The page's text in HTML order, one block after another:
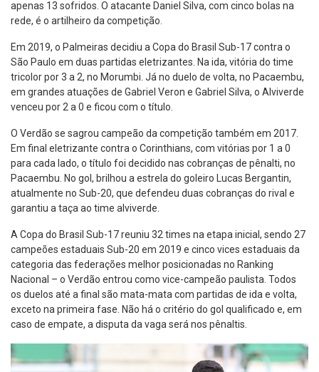
apenas 13 sofridos. O atacante Daniel Silva, com cinco bolas na
rede, é o artilheiro da competição.
Em 2019, o Palmeiras decidiu a Copa do Brasil Sub-17 contra o
São Paulo em duas partidas eletrizantes. Na ida, vitória do time
tricolor por 3 a 2, no Morumbi. Já no duelo de volta, no Pacaembu,
em grandes atuações de Gabriel Veron e Gabriel Silva, o Alviverde
venceu por 2 a 0 e ficou com o título.
O Verdão se sagrou campeão da competição também em 2017.
Em final eletrizante contra o Corinthians, com vitórias por 1 a 0
para cada lado, o título foi decidido nas cobranças de pênalti, no
Pacaembu. No gol, brilhou a estrela do goleiro Lucas Bergantin,
atualmente no Sub-20, que defendeu duas cobranças do rival e
garantiu a taça ao time alviverde.
A Copa do Brasil Sub-17 reuniu 32 times na etapa inicial, sendo 27
campeões estaduais Sub-20 em 2019 e cinco vices estaduais da
categoria das federações melhor posicionadas no Ranking
Nacional – o Verdão entrou como vice-campeão paulista. Todos
os duelos até a final são mata-mata com partidas de ida e volta,
exceto na primeira fase. Não há o critério do gol qualificado e, em
caso de empate, a disputa da vaga será nos pênaltis.